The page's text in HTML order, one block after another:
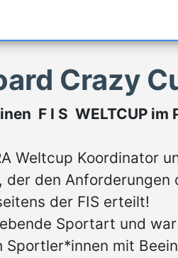
Crazy
F I S WELTCUP im
Weltcup Koordinator
den
der FIS erteilt!
Sportart und
mit